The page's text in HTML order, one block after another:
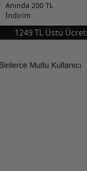
Anında 200 TL
İndirim
1249 TL Üstü Ücretsiz